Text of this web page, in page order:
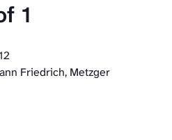
1
Friedrich, Metzger